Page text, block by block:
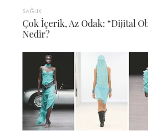
SAĞLIK
Çok İçerik, Az Odak: “Dijital
Nedir?